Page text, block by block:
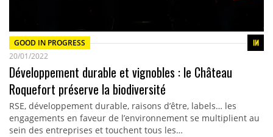
GOOD IN PROGRESS
20/01/2022
Développement durable et vignobles : le Château
Roquefort préserve la biodiversité
RSE, développement durable, raisons d’être, labels… les
engagements en faveur de l’environnement se multiplient au
sein des entreprises et touchent tous les…